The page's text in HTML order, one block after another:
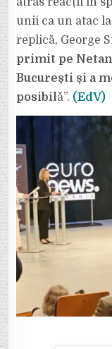
unii ca un atac
replică, George
primit pe
București și a
posibilă”. (EdV)